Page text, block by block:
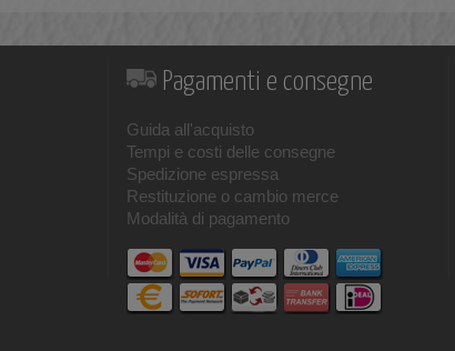
Pagamenti e consegne
Guida all'acquisto
Tempi e costi delle consegne
Spedizione espressa
Restituzione o cambio merce
Modalità di pagamento